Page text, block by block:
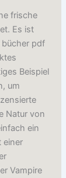
frische
Es ist
bücher pdf
Beispiel
um
Natur von
ein
einer
Vampire